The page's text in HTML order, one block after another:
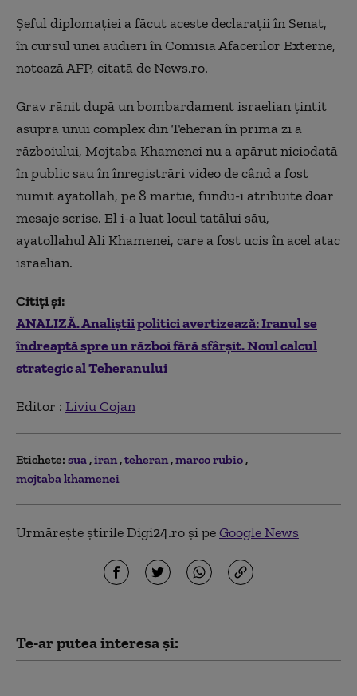
Şeful diplomaţiei a făcut aceste declaraţii în Senat,
în cursul unei audieri în Comisia Afacerilor Externe,
notează AFP, citată de News.ro.
Grav rănit după un bombardament israelian ţintit
asupra unui complex din Teheran în prima zi a
războiului, Mojtaba Khamenei nu a apărut niciodată
în public sau în înregistrări video de când a fost
numit ayatollah, pe 8 martie, fiindu-i atribuite doar
mesaje scrise. El i-a luat locul tatălui său,
ayatollahul Ali Khamenei, care a fost ucis în acel atac
israelian.
Citiți și:
ANALIZĂ. Analiștii politici avertizează: Iranul se
îndreaptă spre un război fără sfârșit. Noul calcul
strategic al Teheranului
Editor : Liviu Cojan
Etichete: sua iran teheran marco rubio
mojtaba khamenei
Urmărește știrile Digi24.ro și peGoogle News
Te-ar putea interesa și: